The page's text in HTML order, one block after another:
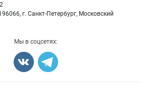
г. Санкт-Петербург, Московский
Мы в соцсетях: